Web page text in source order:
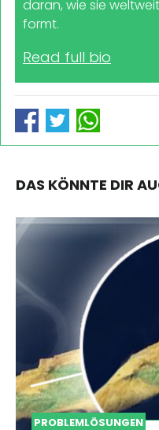
daran, wie sie
formt.
Read full bio
DAS KÖNNTE DIR
PROBLEMLÖSUNGEN